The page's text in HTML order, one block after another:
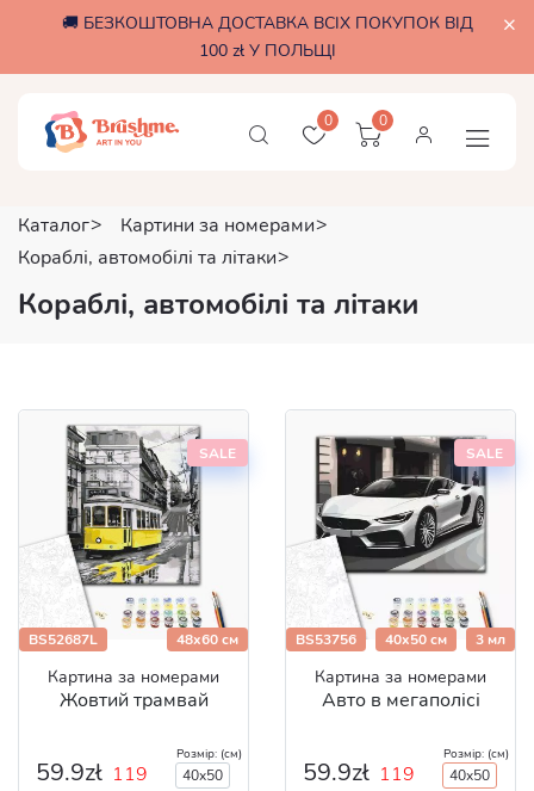
🚚 БЕЗКОШТОВНА ДОСТАВКА ВСІХ ПОКУПОК ВІД
100 zł У ПОЛЬЩІ
0 0
Каталог
Картини за номерами
Кораблі, автомобілі та літаки
Кораблі, автомобілі та літаки
SALE
BS52687L 48x60 см
Картина за номерами
Жовтий трамвай
59.9zł 119
Розмір: (см)
40x50
SALE
BS53756 40x50 см 3 мл
Картина за номерами
Авто в мегаполісі
59.9zł 119
Розмір: (см)
40x50